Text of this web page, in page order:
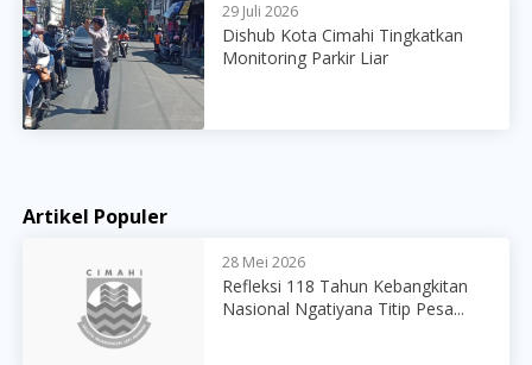
29 Juli 2026
Dishub Kota Cimahi Tingkatkan
Monitoring Parkir Liar
Artikel Populer
28 Mei 2026
Refleksi 118 Tahun Kebangkitan
Nasional Ngatiyana Titip Pesa...